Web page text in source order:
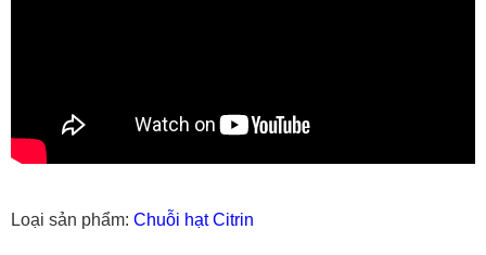
Loại sản phẩm: Chuỗi hạt Citrin